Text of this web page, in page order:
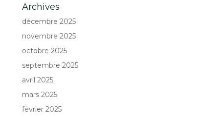
Archives
décembre 2025
novembre 2025
octobre 2025
septembre 2025
avril 2025
mars 2025
février 2025